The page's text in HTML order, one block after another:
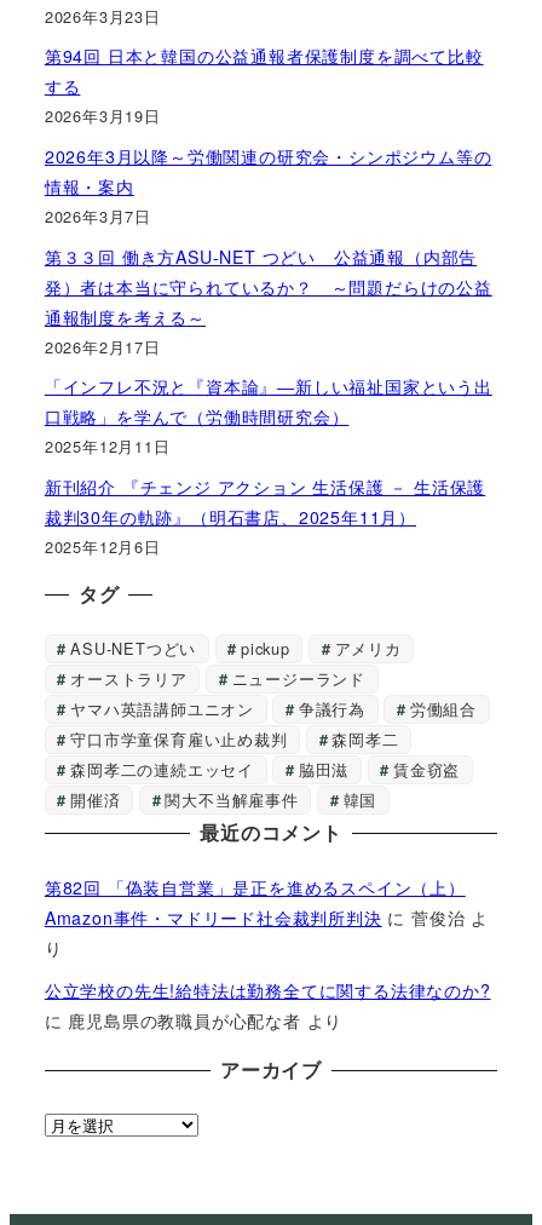
2026年3月23日
第94回 日本と韓国の公益通報者保護制度を調べて比較
する
2026年3月19日
2026年3月以降～労働関連の研究会・シンポジウム等の
情報・案内
2026年3月7日
第３３回 働き方ASU-NET つどい 公益通報（内部告
発）者は本当に守られているか？ ～問題だらけの公益
通報制度を考える～
2026年2月17日
「インフレ不況と『資本論』―新しい福祉国家という出
口戦略」を学んで（労働時間研究会）
2025年12月11日
新刊紹介 『チェンジ アクション 生活保護 － 生活保護
裁判30年の軌跡』（明石書店、2025年11月）
2025年12月6日
タグ
ASU-NETつどい pickup
アメリカ
オーストラリア
ニュージーランド
ヤマハ英語講師ユニオン
争議行為
労働組合
守口市学童保育雇い止め裁判
森岡孝二
森岡孝二の連続エッセイ
脇田滋
賃金窃盗
開催済
関大不当解雇事件 韓国
最近のコメント
第82回 「偽装自営業」是正を進めるスペイン（上）
Amazon事件・マドリード社会裁判所判決 に菅俊治 よ
り
公立学校の先生!給特法は勤務全てに関する法律なのか?
に 鹿児島県の教職員が心配な者 より
アーカイブ
ア
イ